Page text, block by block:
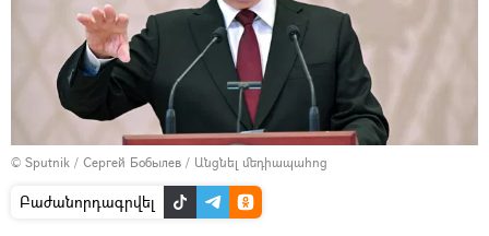
© Sputnik / Сергей Бобылев / Անցնել մեդիապահոց
Բաժանորդագրվել